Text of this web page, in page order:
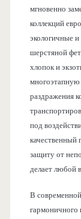
мгновенно
коллекций
экологичные
шерстяной
хлопок и
раздражения
под
качественный
защиту от
делает любой
В
гармоничного